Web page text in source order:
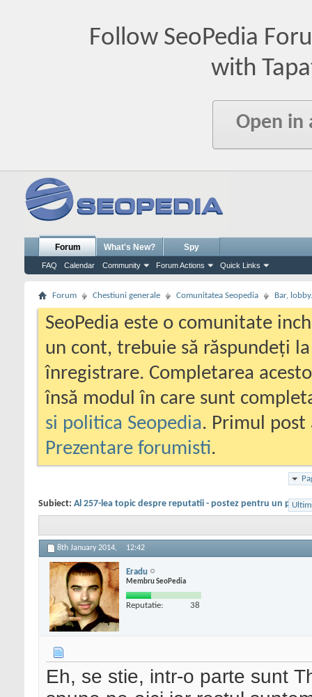
Follow SeoPedia
with
Open in
Forum
FAQ Calendar Community Forum Actions Quick Links
What's New? Spy
Forum Chestiuni generale Comunitatea Seopedia Bar,
SeoPedia este o comunitate
un cont, trebuie să răspundeți
înregistrare. Completarea
însă modul în care sunt
si politica Seopedia. Primul
Prezentare forumisti.
Subiect: Al 257-lea topic despre reputatii - postez pentru un
8th January 2014, 12:42
Eradu
Membru SeoPedia
Reputatie: 38
Eh, se stie, intr-o parte sunt